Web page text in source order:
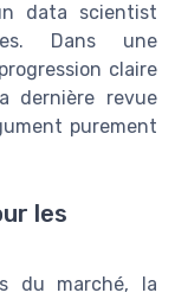
data scientist
Dans une
claire
dernière revue
purement
les
du marché, la